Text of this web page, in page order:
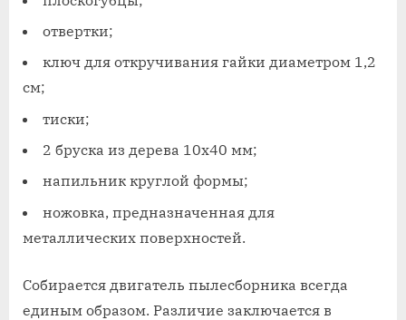
отвертки;
ключ для откручивания гайки диаметром 1,2
см;
тиски;
2 бруска из дерева 10х40 мм;
напильник круглой формы;
ножовка, предназначенная для
металлических поверхностей.
Собирается двигатель пылесборника всегда
единым образом. Различие заключается в